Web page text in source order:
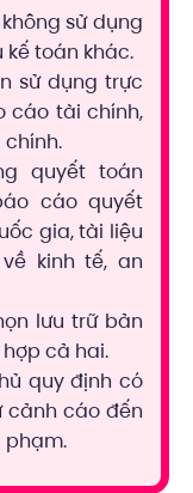
sử dụng
kế toán khác.
sử dụng trực
cáo tài chính,
quyết toán
cáo quyết
gia, tài liệu
kinh tế, an
lưu trữ bản
cả hai.
quy định có
cảnh cáo đến
phạm.